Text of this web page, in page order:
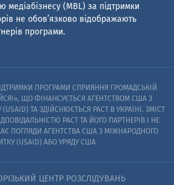
медіабізнесу (MBL) за підтримки
не обов’язково відображають
програми.
ПРОГРАМИ СПРИЯННЯ ГРОМАДСЬКІЙ
ЩО ФІНАНСУЄТЬСЯ АГЕНТСТВОМ США З
ТА ЗДІЙСНЮЄТЬСЯ PACT В УКРАЇНІ. ЗМІСТ
PACT ТА ЙОГО ПАРТНЕРІВ I НЕ
ПОГЛЯДИ АГЕНТСТВА США З МІЖНАРОДНОГО
(USAID) АБО УРЯДУ США
ЦЕНТР РОЗСЛІДУВАНЬ